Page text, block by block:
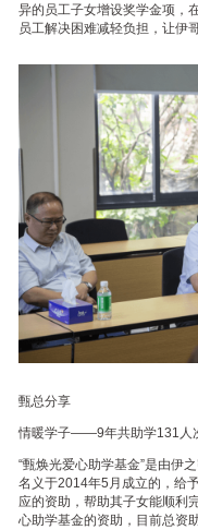
异的员工子女增设奖学金项，
员工解决困难减轻负担，让伊
甄总分享
情暖学子——9年共助学131人
“甄焕光爱心助学基金”是由伊
名义于2014年5月成立的，给
应的资助，帮助其子女能顺利
心助学基金的资助，目前总资